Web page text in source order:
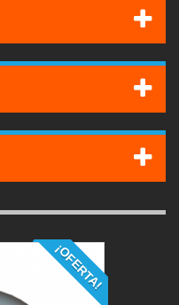
¡OFERTA!